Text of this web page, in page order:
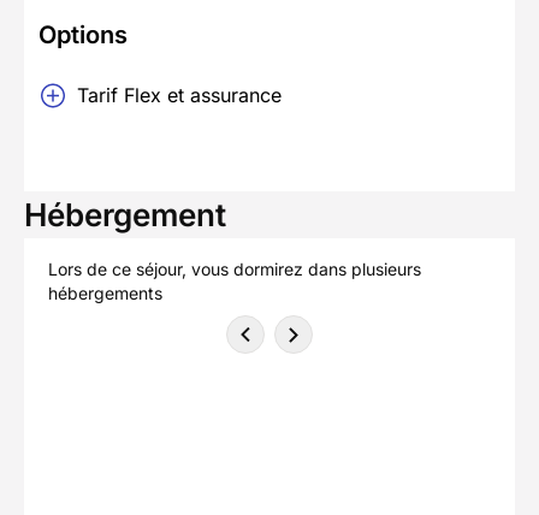
Options
Tarif Flex et assurance
Hébergement
Lors de ce séjour, vous dormirez dans plusieurs
hébergements